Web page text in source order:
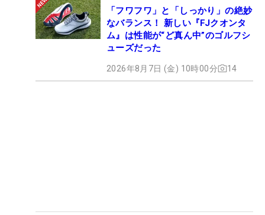
「フワフワ」と「しっかり」の絶妙
なバランス！ 新しい『FJクオンタ
ム』は性能が“ど真ん中”のゴルフシ
ューズだった
2026年8月7日 (金) 10時00分 14